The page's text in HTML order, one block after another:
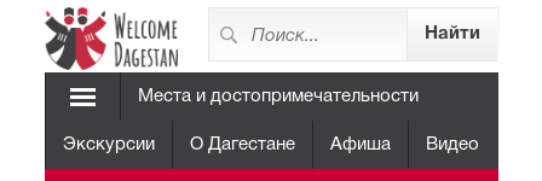
Места и достопримечательности
Экскурсии О Дагестане Афиша Видео